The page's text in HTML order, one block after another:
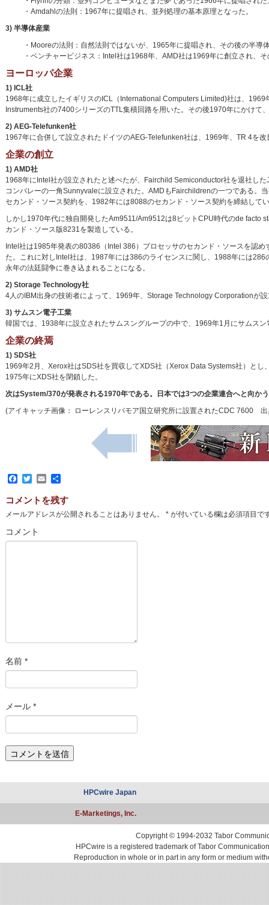
・Amdahlの法則：1967年に提唱され、並列処理の基本原理となった。
3) 半導体産業
・Mooreの法則：自然法則ではないが、1965年に提唱され、その後の半導
・ベンチャービジネス：Intel社は1968年、AMD社は1969年に創立され、
ヨーロッパ企業
1) ICL社
1968年に成立したイギリスのICL（International Computers Limited)社は、
Instruments社の7400シリーズのTTL集積回路を用いた。その後1970年にかけ
2) AEG-Telefunken社
1967年に合併して設立されたドイツのAEG-Telefunken社は、1969年、TR 4を改
企業の創立
1) AMD社
1968年にIntel社が設立されたと述べたが、Fairchild Semiconductor社を退社し
コンバレーの一角Sunnyvaleに設立された。AMDもFairchildrenの一つである。
セカンド・ソース契約を、1982年には8088のセカンド・ソース契約を締結して
しかし1970年代に独自開発したAm9511/Am9512は8ビットCPU時代のde facto
カンド・ソース版8231を製造している。
Intel社は1985年発表の80386（Intel 386）プロセッサのセカンド・ソースを認
た。これに対しIntel社は、1987年には386のライセンスに関し、1988年には
永年の法廷闘争に巻き込まれることになる。
2) Storage Technology社
4人のIBM出身の技術者によって、1969年、Storage Technology Corporationが
3) サムスン電子工業
韓国では、1938年に設立されたサムスングループの中で、1969年1月にサムス
企業の終焉
1) SDS社
1969年2月、Xerox社はSDS社を買収してXDS社（Xerox Data Systems社）と
1975年にXDS社を閉鎖した。
次はSystem/370が発表される1970年である。日本では3つの企業連合へと向か
(アイキャッチ画像： ローレンスリバモア国立研究所に設置されたCDC 7600 出
Facebook
TwitterEmail
共
コメントを残す
メールアドレスが公開されることはありません。 *が付いている欄は必須項目で
コメント
名前 *
メール *
HPCwire Japan
E-Marketings, Inc.
Copyright © 1994-2032 Tabor
HPCwire is a registered trademark of Tabor
Reproduction in whole or in part in any form or medium